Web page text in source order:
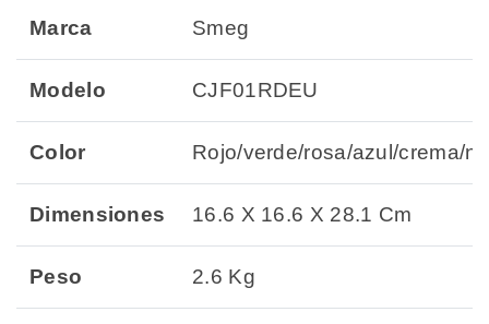
Marca Smeg
Modelo CJF01RDEU
Color Rojo/verde/rosa/azul/crema/
Dimensiones 16.6 X 16.6 X 28.1 Cm
Peso 2.6 Kg